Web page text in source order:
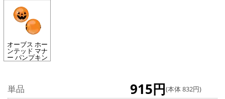
オーブス ホー
ンテッド マナ
ー パンプキン
単品 915円(本体 832円)